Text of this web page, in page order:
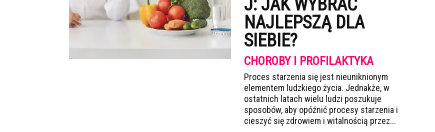
J: JAK WYBRAĆ
NAJLEPSZĄ DLA
SIEBIE?
CHOROBY I PROFILAKTYKA
Proces starzenia się jest nieuniknionym
elementem ludzkiego życia. Jednakże, w
ostatnich latach wielu ludzi poszukuje
sposobów, aby opóźnić procesy starzenia i
cieszyć się zdrowiem i witalnością przez...